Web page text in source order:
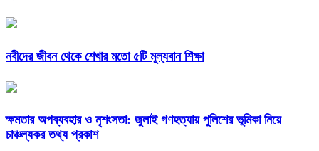
নবীদের জীবন থেকে শেখার মতো ৫টি মূল্যবান শিক্ষা
ক্ষমতার অপব্যবহার ও নৃশংসতা: জুলাই গণহত্যায় পুলিশের ভূমিকা নিয়ে
চাঞ্চল্যকর তথ্য প্রকাশ